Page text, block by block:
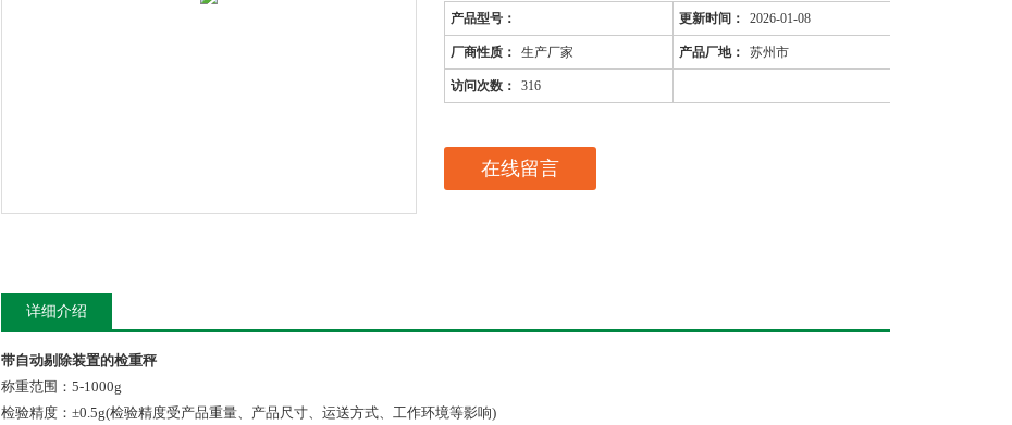
产品型号： 更新时间： 2026-01-08
厂商性质： 生产厂家 产品厂地： 苏州市
访问次数： 316
在线留言
详细介绍
带自动剔除装置的检重秤
称重范围：5-1000g
检验精度：±0.5g(检验精度受产品重量、产品尺寸、运送方式、工作环境等影响)